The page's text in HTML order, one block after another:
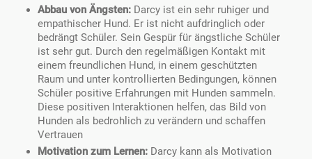
Abbau von Ängsten: Darcy ist ein sehr ruhiger und
empathischer Hund. Er ist nicht aufdringlich oder
bedrängt Schüler. Sein Gespür für ängstliche Schüler
ist sehr gut. Durch den regelmäßigen Kontakt mit
einem freundlichen Hund, in einem geschützten
Raum und unter kontrollierten Bedingungen, können
Schüler positive Erfahrungen mit Hunden sammeln.
Diese positiven Interaktionen helfen, das Bild von
Hunden als bedrohlich zu verändern und schaffen
Vertrauen
Motivation zum Lernen: Darcy kann als Motivation